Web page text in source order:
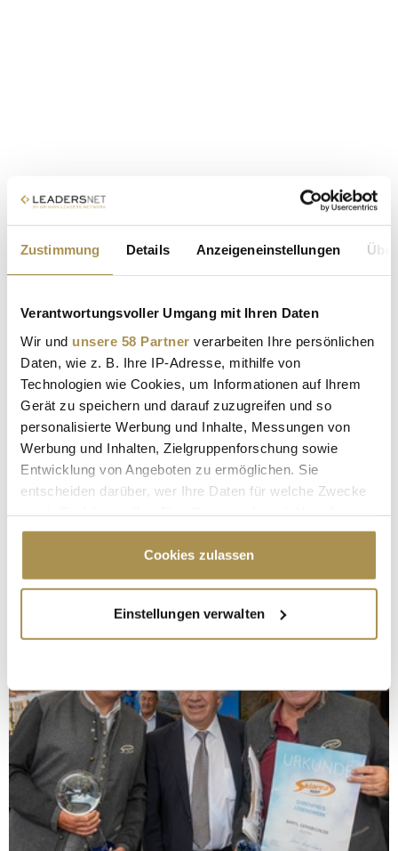
Zustimmung Details Anzeigeneinstellungen
Verantwortungsvoller Umgang mit Ihren Daten
Wir und unsere 58 Partner verarbeiten Ihre persönlichen
Daten, wie z. B. Ihre IP-Adresse, mithilfe von
Technologien wie Cookies, um Informationen auf Ihrem
Gerät zu speichern und darauf zuzugreifen und so
personalisierte Werbung und Inhalte, Messungen von
Werbung und Inhalten, Zielgruppenforschung sowie
Entwicklung von Angeboten zu ermöglichen. Sie
entscheiden darüber, wer Ihre Daten für welche Zwecke
Cookie-Erklärung oder durch Klicken auf das Privacy
Trigger Symbol ändern oder widerrufen
Informationen über Ihre geografische Lage
erfassen, welche bis auf einige Meter genau sein
bestimmten Merkmalen (Fingerprinting) identifizieren
Erfahren Sie mehr darüber, wie Ihre persönlichen Daten
verarbeitet werden, und legen Sie Ihre Präferenzen im
Abschnitt Einzelheiten
fest.
Wir verwenden Cookies, um Inhalte und Anzeigen zu
personalisieren, Funktionen für soziale Medien anbieten
Cookies zulassen
Einstellungen verwalten